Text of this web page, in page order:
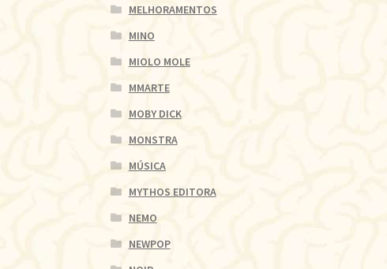
MELHORAMENTOS
MINO
MIOLO MOLE
MMARTE
MOBY DICK
MONSTRA
MÚSICA
MYTHOS EDITORA
NEMO
NEWPOP